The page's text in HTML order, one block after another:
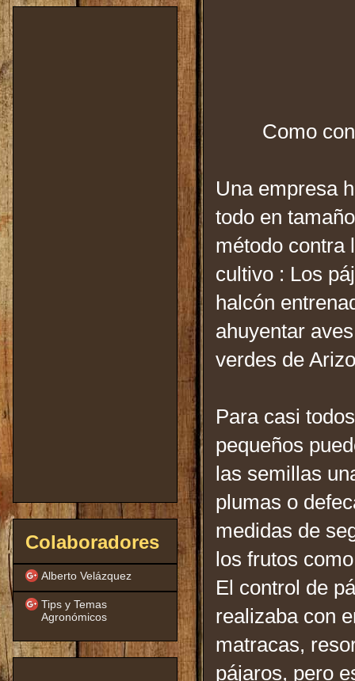
Como
Una empresa
todo en
método contra
cultivo : Los
halcón
ahuyentar
verdes de
Para casi
pequeños
las semillas
plumas o
medidas de
los frutos
El control de
realizaba con
matracas,
pájaros, pero
Colaboradores
Alberto Velázquez
Tips y Temas
Agronómicos